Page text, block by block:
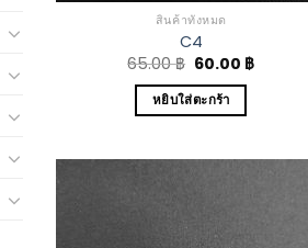
สินค้าทั้งหมด
C4
65.00฿ 60.00 ฿
หยิบใส่ตะกร้า